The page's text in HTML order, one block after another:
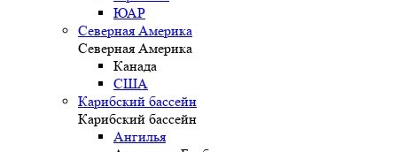
ЮАР
Северная Америка
Северная Америка
Канада
США
Карибский бассейн
Карибский бассейн
Ангилья